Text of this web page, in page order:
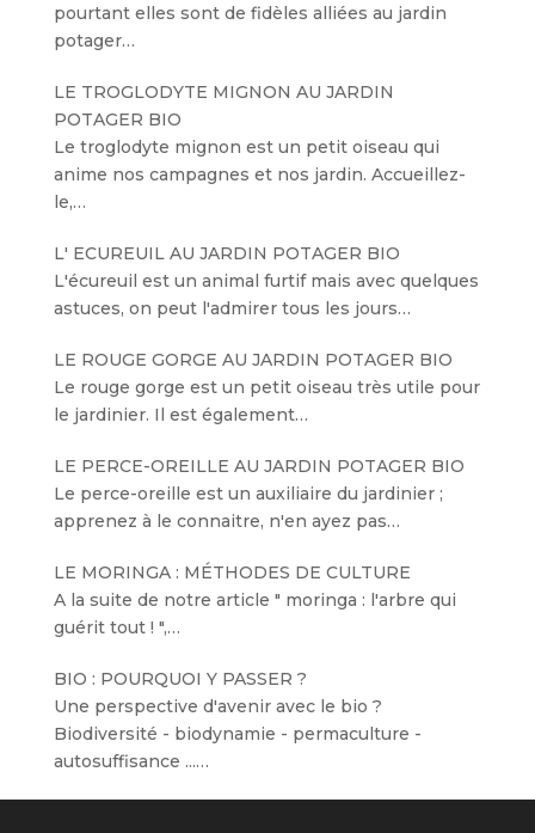
pourtant elles sont de fidèles alliées au jardin
potager…
LE TROGLODYTE MIGNON AU JARDIN
POTAGER BIO
Le troglodyte mignon est un petit oiseau qui
anime nos campagnes et nos jardin. Accueillez-
le,…
L' ECUREUIL AU JARDIN POTAGER BIO
L'écureuil est un animal furtif mais avec quelques
astuces, on peut l'admirer tous les jours…
LE ROUGE GORGE AU JARDIN POTAGER BIO
Le rouge gorge est un petit oiseau très utile pour
le jardinier. Il est également…
LE PERCE-OREILLE AU JARDIN POTAGER BIO
Le perce-oreille est un auxiliaire du jardinier ;
apprenez à le connaitre, n'en ayez pas…
LE MORINGA : MÉTHODES DE CULTURE
A la suite de notre article " moringa : l'arbre qui
guérit tout ! ",…
BIO : POURQUOI Y PASSER ?
Une perspective d'avenir avec le bio ?
Biodiversité - biodynamie - permaculture -
autosuffisance ...…